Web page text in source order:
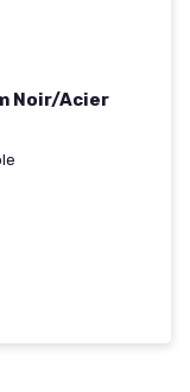
Noir/Acier